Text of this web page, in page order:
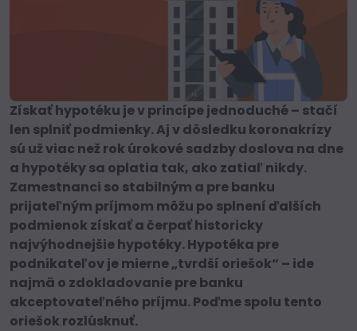
Získať hypotéku je v princípe jednoduché – stačí
len splniť podmienky. Aj v dôsledku koronakrízy
sú už viac než rok úrokové sadzby doslova na dne
a hypotéky sa oplatia tak, ako zatiaľ nikdy.
Zamestnanci so stabilným a pre banku
prijateľným príjmom môžu po splnení ďalších
podmienok získať a čerpať historicky
najvýhodnejšie hypotéky. Hypotéka pre
podnikateľov je mierne „tvrdší oriešok“ – ide
najmä o zdokladovanie pre banku
akceptovateľného príjmu. Poďme spolu tento
oriešok rozlúsknuť.